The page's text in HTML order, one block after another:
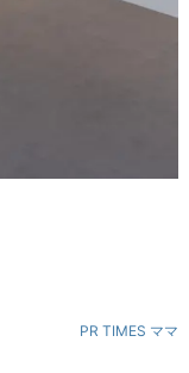
PR TIMES ママ